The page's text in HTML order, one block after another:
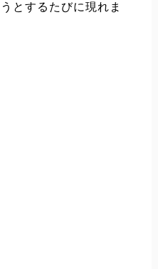
とするたびに現れま